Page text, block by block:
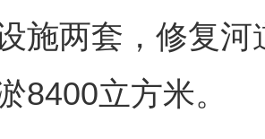
施两套，修复
8400立方米。